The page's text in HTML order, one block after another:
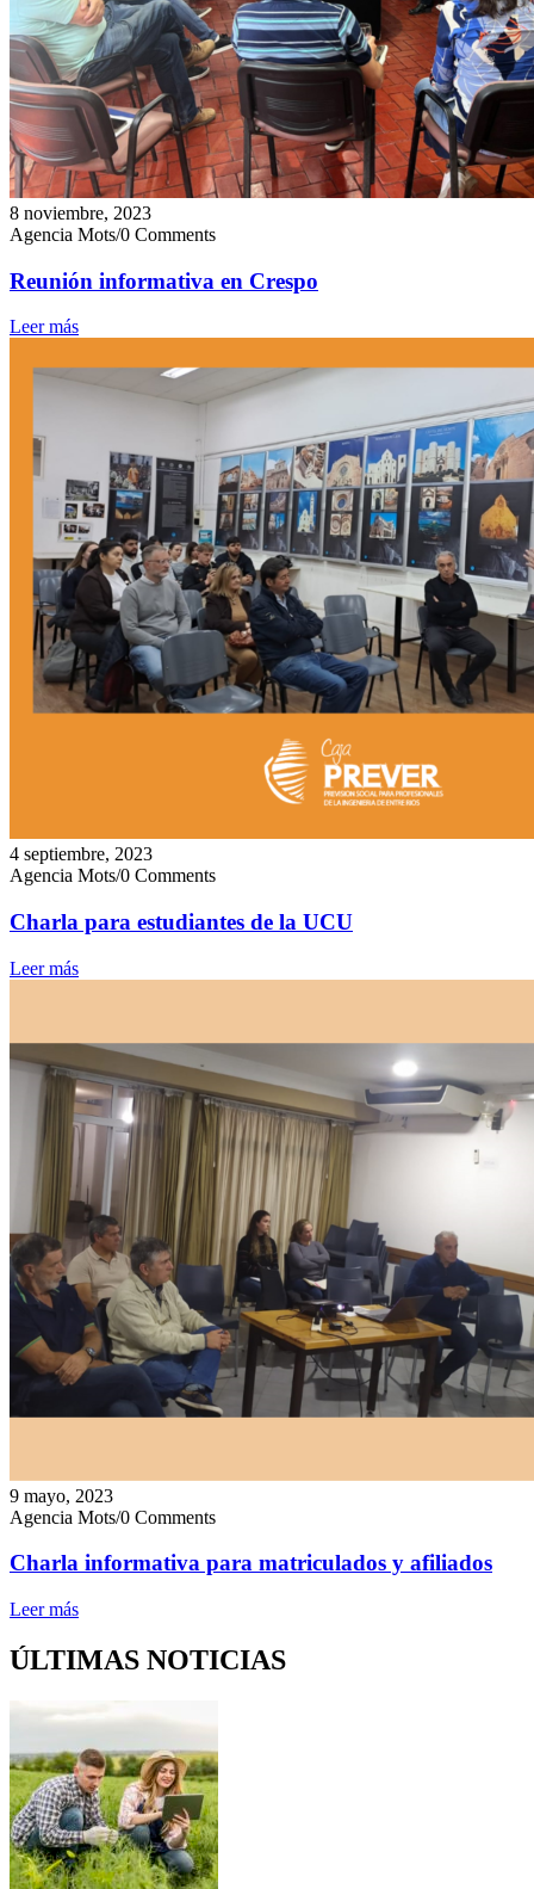
8 noviembre, 2023
Agencia Mots/0 Comments
Reunión informativa en Crespo
Leer más
4 septiembre, 2023
Agencia Mots/0 Comments
Charla para estudiantes de la UCU
Leer más
9 mayo, 2023
Agencia Mots/0 Comments
Charla informativa para matriculados y afiliados
Leer más
ÚLTIMAS NOTICIAS